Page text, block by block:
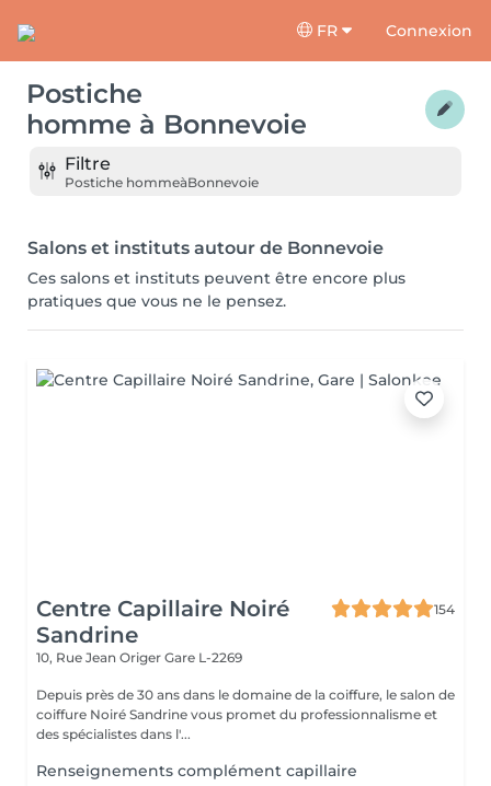
FR Connexion
Postiche
homme à Bonnevoie
Filtre
Postiche hommeàBonnevoie
Salons et instituts autour de Bonnevoie
Ces salons et instituts peuvent être encore plus
pratiques que vous ne le pensez.
Centre Capillaire Noiré
Sandrine
154
10, Rue Jean Origer Gare L-2269
Depuis près de 30 ans dans le domaine de la coiffure, le salon de
coiffure Noiré Sandrine vous promet du professionnalisme et
des spécialistes dans l'...
Renseignements complément capillaire